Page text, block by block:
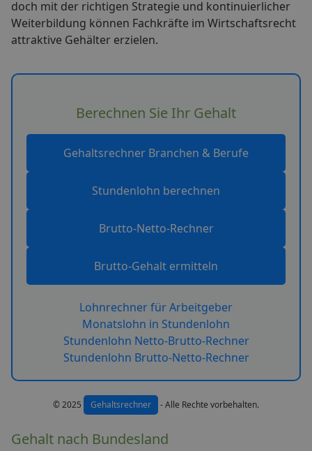
doch mit der richtigen Strategie und kontinuierlicher
Weiterbildung können Fachkräfte im Wirtschaftsrecht
attraktive Gehälter erzielen.
Berechnen Sie Ihr Gehalt
Gehaltsrechner Branchen & Berufe
Stundenlohn berechnen
Brutto-Netto-Rechner
Brutto-Gehalt ermitteln
Lohnrechner für Arbeitgeber
Monatslohn in Stundenlohn
Stundenlohn Netto-Brutto-Rechner
Stundenlohn Brutto-Netto-Rechner
© 2025 Gehaltsrechner - Alle Rechte vorbehalten.
Gehalt nach Bundesland